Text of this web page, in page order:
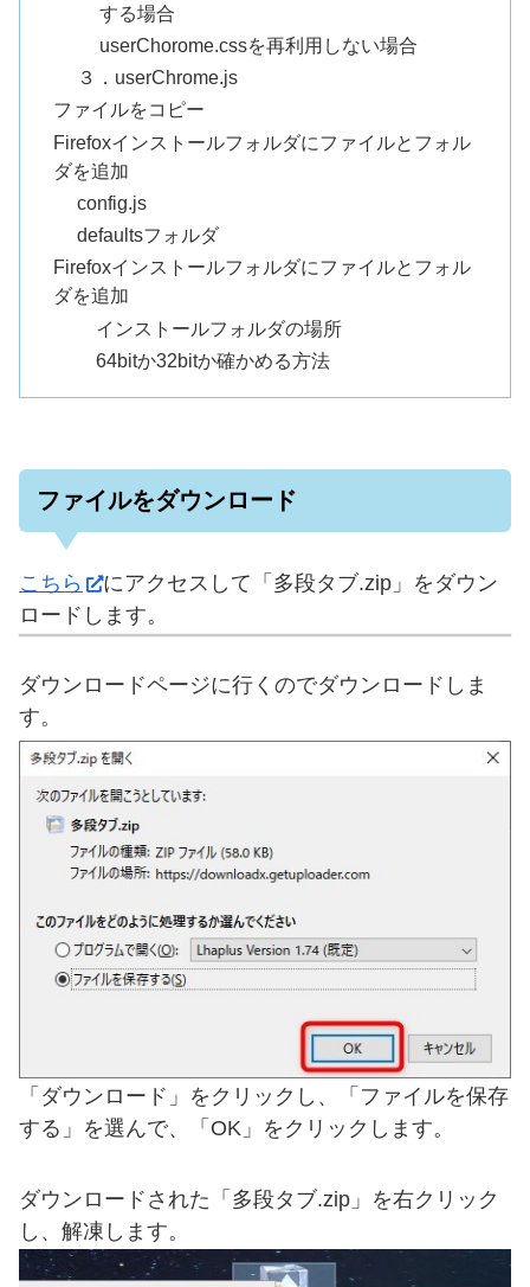
する場合
userChorome.cssを再利用しない場合
３．userChrome.js
ファイルをコピー
Firefoxインストールフォルダにファイルとフォル
ダを追加
config.js
defaultsフォルダ
Firefoxインストールフォルダにファイルとフォル
ダを追加
インストールフォルダの場所
64bitか32bitか確かめる方法
ファイルをダウンロード
こちら
にアクセスして「多段タブ.zip」をダウン
ロードします。
ダウンロードページに行くのでダウンロードしま
す。
「ダウンロード」をクリックし、「ファイルを保存
する」を選んで、「OK」をクリックします。
ダウンロードされた「多段タブ.zip」を右クリック
し、解凍します。